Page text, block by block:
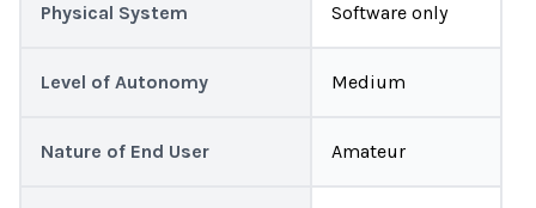
Physical System Software only
Level of Autonomy Medium
Nature of End User Amateur